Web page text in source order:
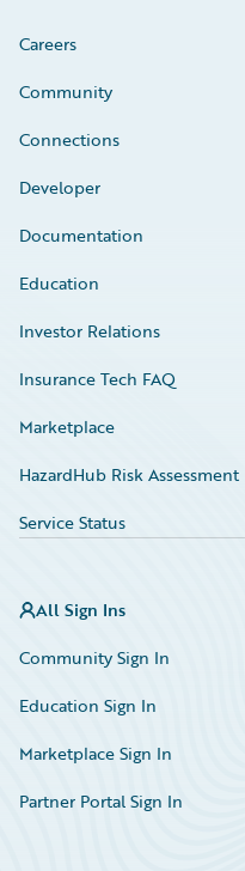
Careers
Community
Connections
Developer
Documentation
Education
Investor Relations
Insurance Tech FAQ
Marketplace
HazardHub Risk Assessment
Service Status
All Sign Ins
Community Sign In
Education Sign In
Marketplace Sign In
Partner Portal Sign In